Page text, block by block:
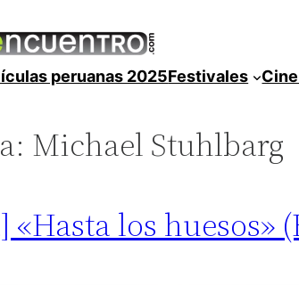
peruanas 2025Festivales
Michael Stuhlbarg
«Hasta los huesos»